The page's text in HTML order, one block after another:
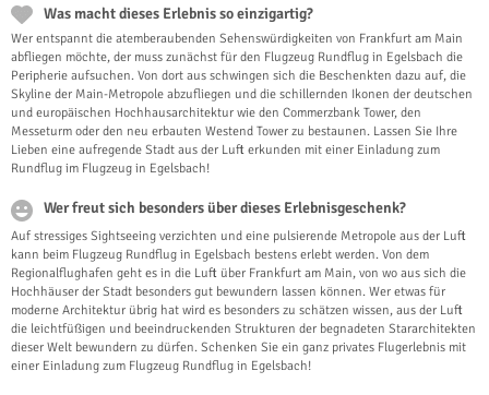
Was macht dieses Erlebnis so einzigartig?
Wer entspannt die atemberaubenden Sehenswürdigkeiten von Frankfurt am Main
abfliegen möchte, der muss zunächst für den Flugzeug Rundflug in Egelsbach die
Peripherie aufsuchen. Von dort aus schwingen sich die Beschenkten dazu auf, die
Skyline der Main-Metropole abzufliegen und die schillernden Ikonen der deutschen
und europäischen Hochhausarchitektur wie den Commerzbank Tower, den
Messeturm oder den neu erbauten Westend Tower zu bestaunen. Lassen Sie Ihre
Lieben eine aufregende Stadt aus der Luft erkunden mit einer Einladung zum
Rundflug im Flugzeug in Egelsbach!
Wer freut sich besonders über dieses Erlebnisgeschenk?
Auf stressiges Sightseeing verzichten und eine pulsierende Metropole aus der Luft
kann beim Flugzeug Rundflug in Egelsbach bestens erlebt werden. Von dem
Regionalflughafen geht es in die Luft über Frankfurt am Main, von wo aus sich die
Hochhäuser der Stadt besonders gut bewundern lassen können. Wer etwas für
moderne Architektur übrig hat wird es besonders zu schätzen wissen, aus der Luft
die leichtfüßigen und beeindruckenden Strukturen der begnadeten Stararchitekten
dieser Welt bewundern zu dürfen. Schenken Sie ein ganz privates Flugerlebnis mit
einer Einladung zum Flugzeug Rundflug in Egelsbach!